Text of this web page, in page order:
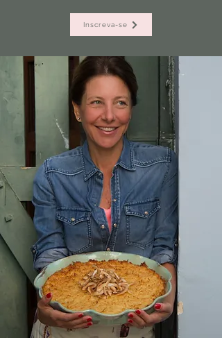
Inscreva-se